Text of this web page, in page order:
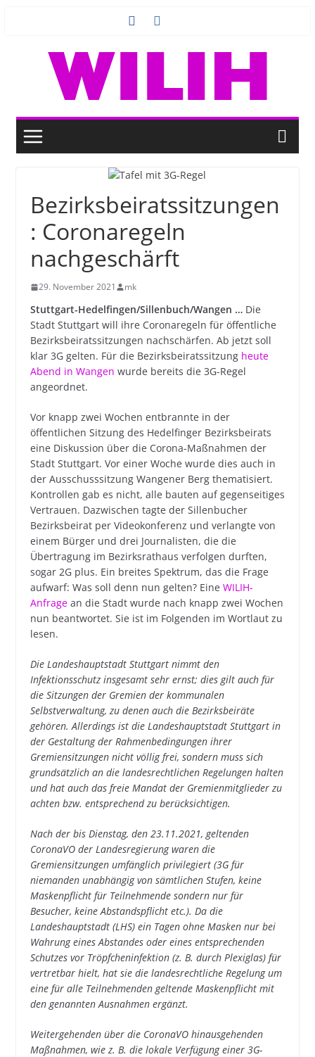
Bezirksbeiratssitzungen
: Coronaregeln
nachgeschärft
29. November 2021 mk
Stuttgart-Hedelfingen/Sillenbuch/Wangen … Die
Stadt Stuttgart will ihre Coronaregeln für öffentliche
Bezirksbeiratssitzungen nachschärfen. Ab jetzt soll
klar 3G gelten. Für die Bezirksbeiratssitzung heute
Abend in Wangen wurde bereits die 3G-Regel
angeordnet.
Vor knapp zwei Wochen entbrannte in der
öffentlichen Sitzung des Hedelfinger Bezirksbeirats
eine Diskussion über die Corona-Maßnahmen der
Stadt Stuttgart. Vor einer Woche wurde dies auch in
der Ausschusssitzung Wangener Berg thematisiert.
Kontrollen gab es nicht, alle bauten auf gegenseitiges
Vertrauen. Dazwischen tagte der Sillenbucher
Bezirksbeirat per Videokonferenz und verlangte von
einem Bürger und drei Journalisten, die die
Übertragung im Bezirksrathaus verfolgen durften,
sogar 2G plus. Ein breites Spektrum, das die Frage
aufwarf: Was soll denn nun gelten? Eine WILIH-
Anfragean die Stadt wurde nach knapp zwei Wochen
nun beantwortet. Sie ist im Folgenden im Wortlaut zu
lesen.
Die Landeshauptstadt Stuttgart nimmt den
Infektionsschutz insgesamt sehr ernst; dies gilt auch für
die Sitzungen der Gremien der kommunalen
Selbstverwaltung, zu denen auch die Bezirksbeiräte
gehören. Allerdings ist die Landeshauptstadt Stuttgart in
der Gestaltung der Rahmenbedingungen ihrer
Gremiensitzungen nicht völlig frei, sondern muss sich
grundsätzlich an die landesrechtlichen Regelungen halten
und hat auch das freie Mandat der Gremienmitglieder zu
achten bzw. entsprechend zu berücksichtigen.
Nach der bis Dienstag, den 23.11.2021, geltenden
CoronaVO der Landesregierung waren die
Gremiensitzungen umfänglich privilegiert (3G für
niemanden unabhängig von sämtlichen Stufen, keine
Maskenpflicht für Teilnehmende sondern nur für
Besucher, keine Abstandspflicht etc.). Da die
Landeshauptstadt (LHS) ein Tagen ohne Masken nur bei
Wahrung eines Abstandes oder eines entsprechenden
Schutzes vor Tröpfcheninfektion (z. B. durch Plexiglas) für
vertretbar hielt, hat sie die landesrechtliche Regelung um
eine für alle Teilnehmenden geltende Maskenpflicht mit
den genannten Ausnahmen ergänzt.
Weitergehenden über die CoronaVO hinausgehenden
Maßnahmen, wie z. B. die lokale Verfügung einer 3G-